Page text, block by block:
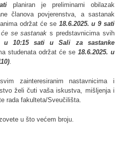
planiran je preliminarni obilazak
članova povjerenstva, a sastanak
održat će se 18.6.2025. u 9 sati
će se sastanakspredstavnicima svih
u 10:15 sati uSali za sastanke
studenata održat će se 18.6.2025. u
.
zainteresiranim nastavnicima i
želi čuti vaša iskustva, mišljenja i
rada fakulteta/Sveučilišta.
u što većem broju.